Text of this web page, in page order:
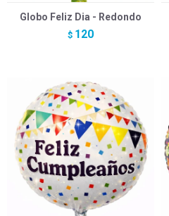
Globo Feliz Dia - Redondo
$ 120